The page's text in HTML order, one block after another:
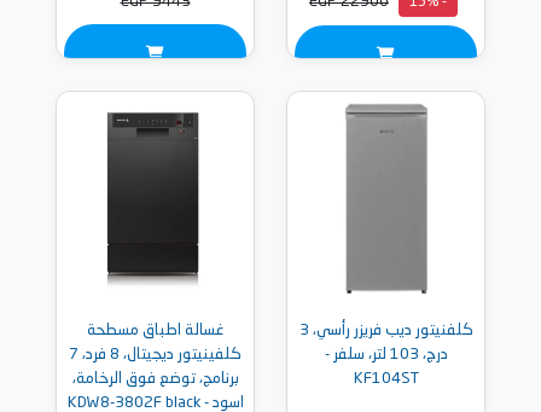
كلفنيتور ديب فريزر رأسي، 3
درج، 103 لتر، سلفر -
KF104ST
غسالة اطباق مسطحة
كلفينيتور ديجيتال، 8 فرد، 7
برنامج، توضع فوق الرخامة،
اسود - KDW8-3802F black